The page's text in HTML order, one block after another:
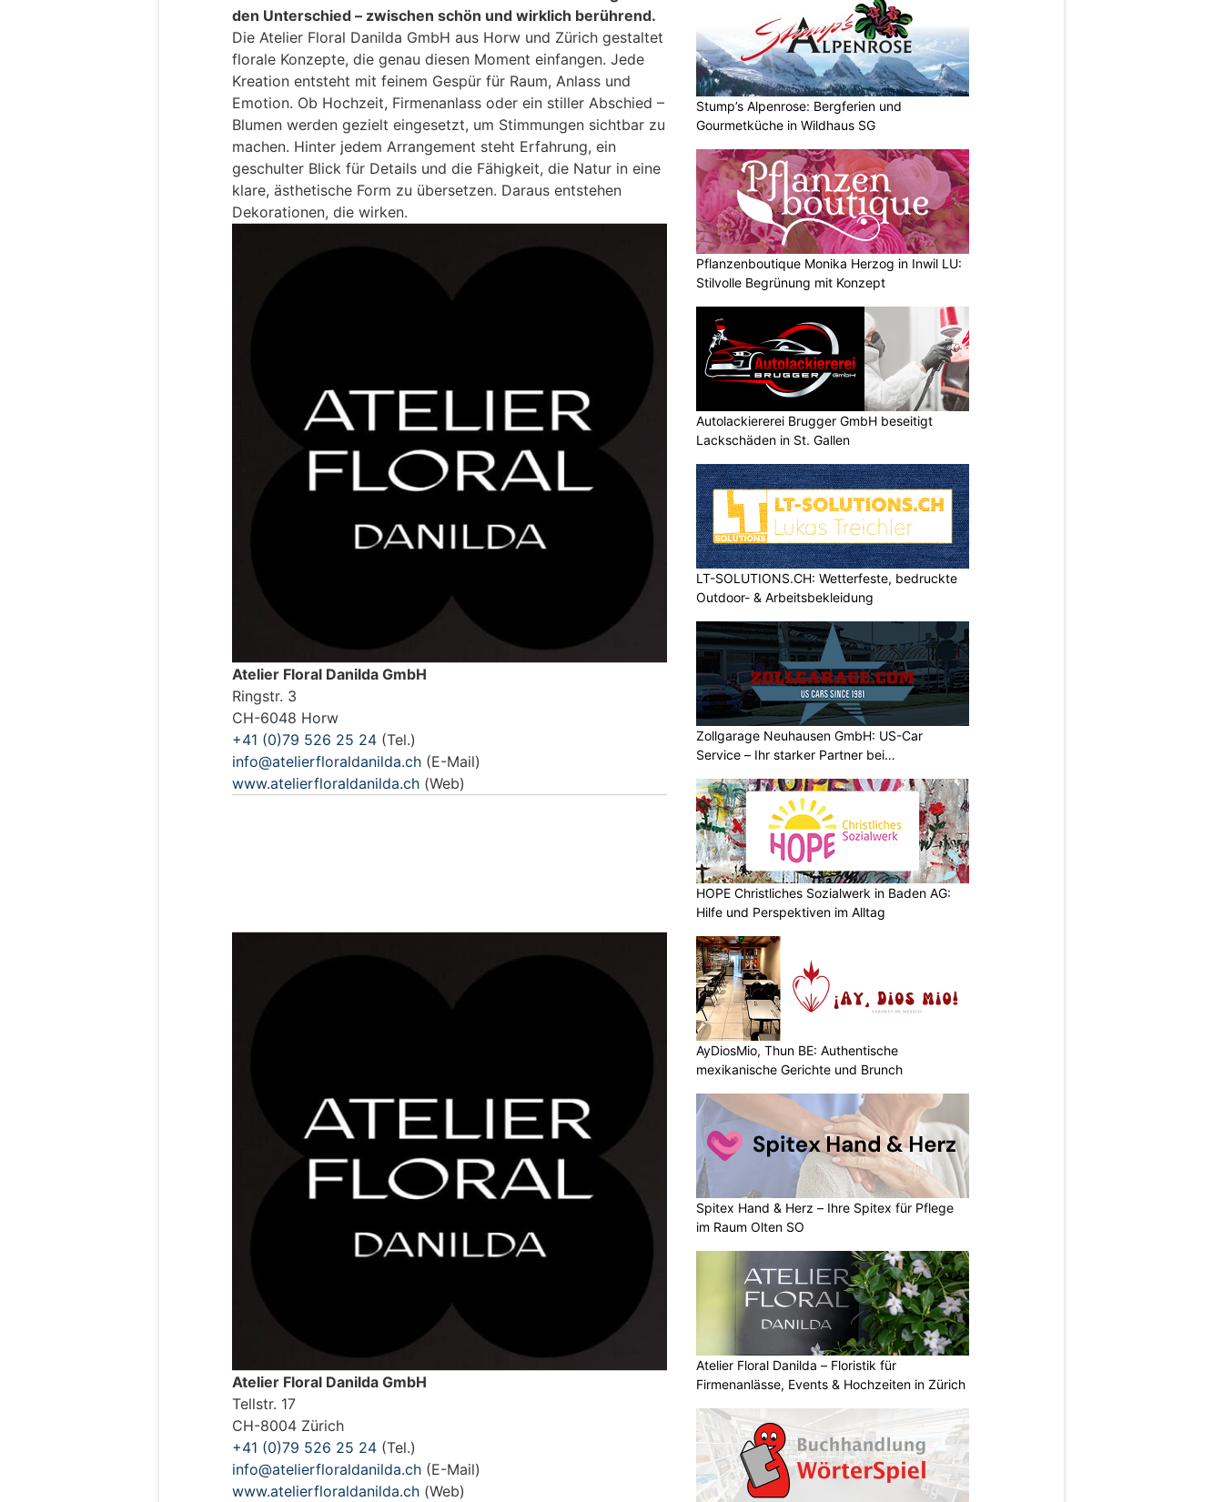
den Unterschied – zwischen schön und wirklich berührend.
Die Atelier Floral Danilda GmbH aus Horw und Zürich gestaltet
florale Konzepte, die genau diesen Moment einfangen. Jede
Kreation entsteht mit feinem Gespür für Raum, Anlass und
Emotion. Ob Hochzeit, Firmenanlass oder ein stiller Abschied –
Blumen werden gezielt eingesetzt, um Stimmungen sichtbar zu
machen. Hinter jedem Arrangement steht Erfahrung, ein
geschulter Blick für Details und die Fähigkeit, die Natur in eine
klare, ästhetische Form zu übersetzen. Daraus entstehen
Dekorationen, die wirken.
Atelier Floral Danilda GmbH
Ringstr. 3
CH-6048 Horw
+41 (0)79 526 25 24 (Tel.)
info@atelierfloraldanilda.ch (E-Mail)
www.atelierfloraldanilda.ch (Web)
Atelier Floral Danilda GmbH
Tellstr. 17
CH-8004 Zürich
+41 (0)79 526 25 24 (Tel.)
info@atelierfloraldanilda.ch (E-Mail)
www.atelierfloraldanilda.ch (Web)
Stump’s Alpenrose: Bergferien und
Gourmetküche in Wildhaus SG
Pflanzenboutique Monika Herzog in Inwil LU:
Stilvolle Begrünung mit Konzept
Autolackiererei Brugger GmbH beseitigt
Lackschäden in St. Gallen
LT-SOLUTIONS.CH: Wetterfeste, bedruckte
Outdoor- & Arbeitsbekleidung
Zollgarage Neuhausen GmbH: US-Car
Service – Ihr starker Partner bei
HOPE Christliches Sozialwerk in Baden AG:
Hilfe und Perspektiven im Alltag
AyDiosMio, Thun BE: Authentische
mexikanische Gerichte und Brunch
Spitex Hand & Herz – Ihre Spitex für Pflege
im Raum Olten SO
Atelier Floral Danilda – Floristik für
Firmenanlässe, Events & Hochzeiten in Zürich